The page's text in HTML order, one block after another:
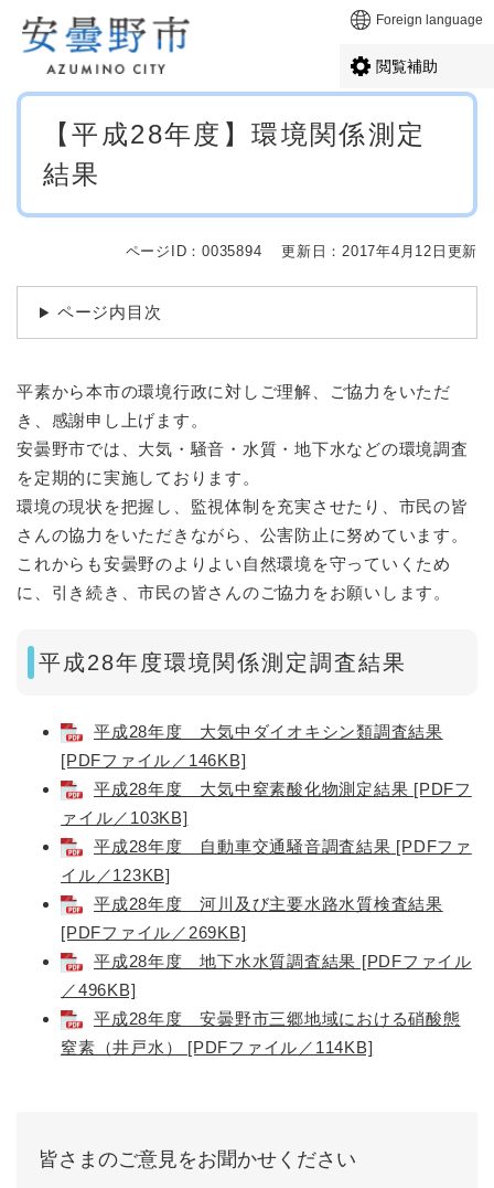
メニューを飛ばして本文へ Foreign language
閲覧補助
本
【平成28年度】環境関係測定
結果
ページID：0035894 更新日：2017年4月12日更新
ページ内目次
平素から本市の環境行政に対しご理解、ご協力をいただ
き、感謝申し上げます。
安曇野市では、大気・騒音・水質・地下水などの環境調査
を定期的に実施しております。
環境の現状を把握し、監視体制を充実させたり、市民の皆
さんの協力をいただきながら、公害防止に努めています。
これからも安曇野のよりよい自然環境を守っていくため
に、引き続き、市民の皆さんのご協力をお願いします。
平成28年度環境関係測定調査結果
平成28年度 大気中ダイオキシン類調査結果
[PDFファイル／146KB]
平成28年度 大気中窒素酸化物測定結果 [PDFフ
ァイル／103KB]
平成28年度 自動車交通騒音調査結果 [PDFファ
イル／123KB]
平成28年度 河川及び主要水路水質検査結果
[PDFファイル／269KB]
平成28年度 地下水水質調査結果 [PDFファイル
／496KB]
平成28年度 安曇野市三郷地域における硝酸態
窒素（井戸水） [PDFファイル／114KB]
皆さまのご意見をお聞かせください